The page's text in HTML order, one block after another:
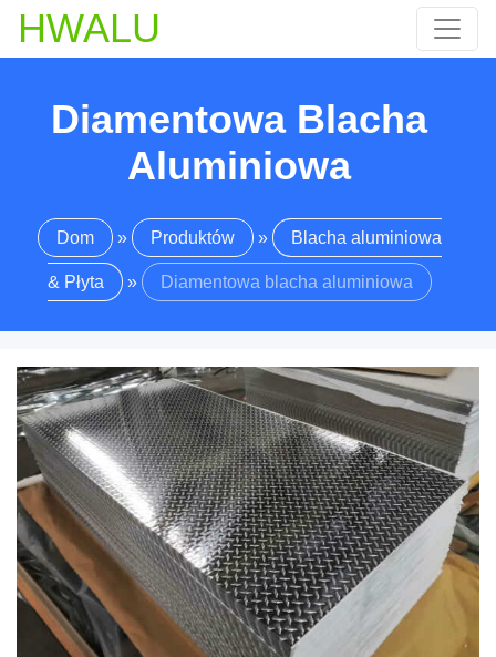
HWALU
Diamentowa Blacha
Aluminiowa
Dom » Produktów » Blacha aluminiowa
& Płyta » Diamentowa blacha aluminiowa